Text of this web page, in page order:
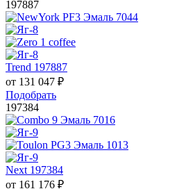
197887
Trend 197887
от 131 047 ₽
Подобрать
197384
Next 197384
от 161 176 ₽